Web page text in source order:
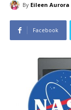
By Eileen Aurora
Facebook